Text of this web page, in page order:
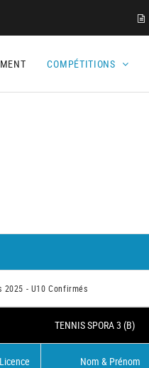
COMPÉTITIONS
2025 - U10 Confirmés
TENNIS SPORA 3 (B)
Licence Nom & Prénom